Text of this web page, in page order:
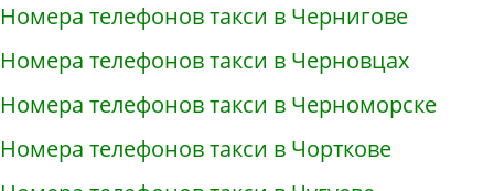
Номера телефонов такси в Чернигове
Номера телефонов такси в Черновцах
Номера телефонов такси в Черноморске
Номера телефонов такси в Чорткове